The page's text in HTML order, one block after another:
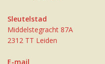
Sleutelstad
Middelstegracht 87A
2312 TT Leiden
E-mail